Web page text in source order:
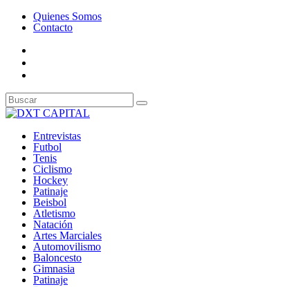
Quienes Somos
Contacto
Entrevistas
Futbol
Tenis
Ciclismo
Hockey
Patinaje
Beisbol
Atletismo
Natación
Artes Marciales
Automovilismo
Baloncesto
Gimnasia
Patinaje